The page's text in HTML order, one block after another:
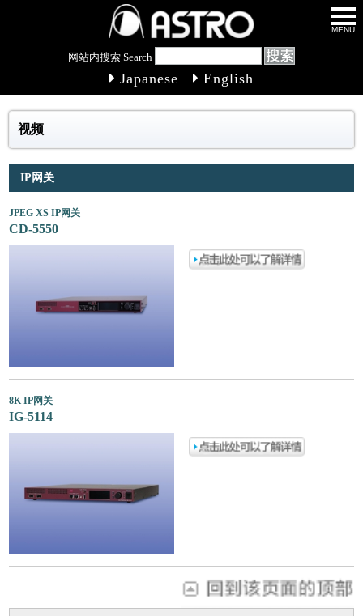
网站内搜索 Search
Japanese English
MENU
视频
IP网关
JPEG XS IP网关
CD-5550
8K IP网关
IG-5114